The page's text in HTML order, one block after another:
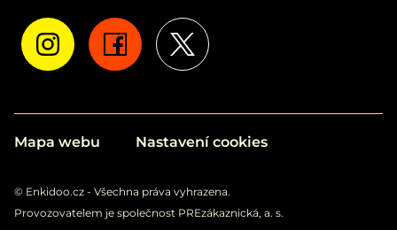
Mapa webu Nastavení cookies
© Enkidoo.cz - Všechna práva vyhrazena.
Provozovatelem je společnost PREzákaznická, a. s.